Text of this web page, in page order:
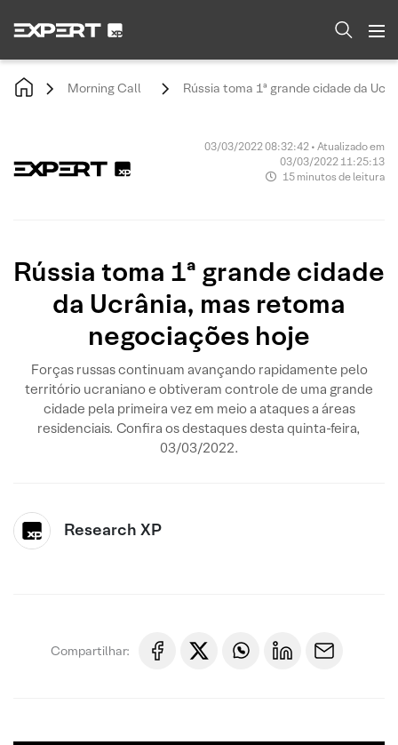
Morning Call Rússia toma 1ª grande cidade da
03/03/2022 08:32:42 • Atualizado em
03/03/2022 11:25:13
15 minutos de leitura
Rússia toma 1ª grande cidade
da Ucrânia, mas retoma
negociações hoje
Forças russas continuam avançando rapidamente pelo
território ucraniano e obtiveram controle de uma grande
cidade pela primeira vez em meio a ataques a áreas
residenciais. Confira os destaques desta quinta-feira,
03/03/2022.
Research XP
Compartilhar: